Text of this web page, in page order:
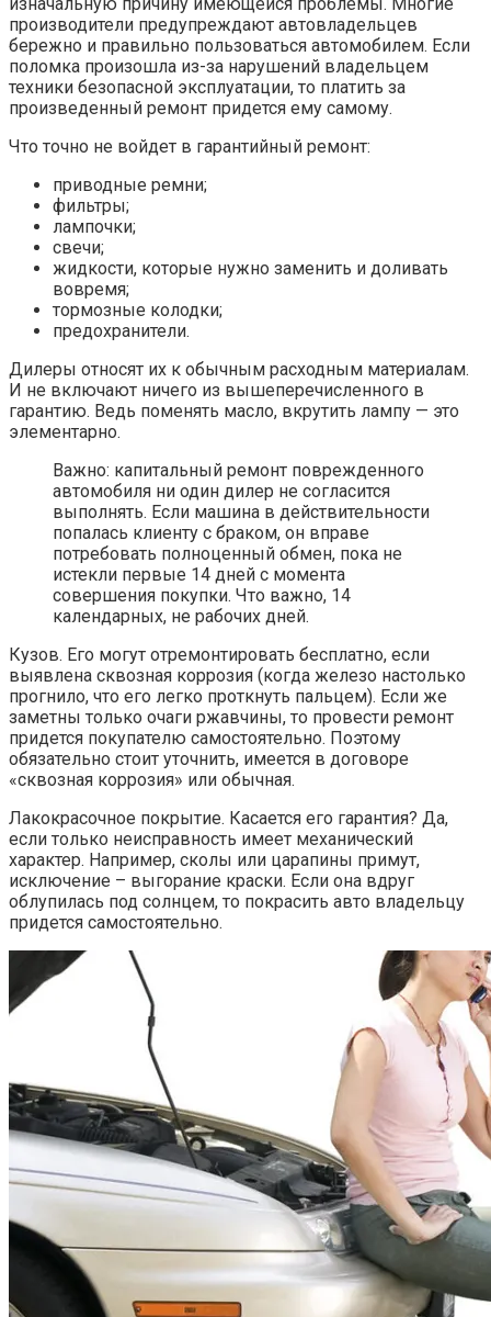
производители предупреждают автовладельцев
бережно и правильно пользоваться автомобилем. Если
поломка произошла из-за нарушений владельцем
техники безопасной эксплуатации, то платить за
произведенный ремонт придется ему самому.
Что точно не войдет в гарантийный ремонт:
приводные ремни;
фильтры;
лампочки;
свечи;
жидкости, которые нужно заменить и доливать
вовремя;
тормозные колодки;
предохранители.
Дилеры относят их к обычным расходным материалам.
И не включают ничего из вышеперечисленного в
гарантию. Ведь поменять масло, вкрутить лампу — это
элементарно.
Важно: капитальный ремонт поврежденного
автомобиля ни один дилер не согласится
выполнять. Если машина в действительности
попалась клиенту с браком, он вправе
потребовать полноценный обмен, пока не
истекли первые 14 дней с момента
совершения покупки. Что важно, 14
календарных, не рабочих дней.
Кузов. Его могут отремонтировать бесплатно, если
выявлена сквозная коррозия (когда железо настолько
прогнило, что его легко проткнуть пальцем). Если же
заметны только очаги ржавчины, то провести ремонт
придется покупателю самостоятельно. Поэтому
обязательно стоит уточнить, имеется в договоре
«сквозная коррозия» или обычная.
Лакокрасочное покрытие. Касается его гарантия? Да,
если только неисправность имеет механический
характер. Например, сколы или царапины примут,
исключение – выгорание краски. Если она вдруг
облупилась под солнцем, то покрасить авто владельцу
придется самостоятельно.